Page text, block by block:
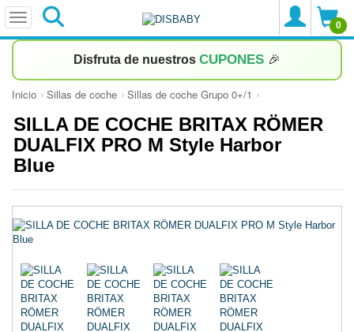
0
Disfruta de nuestros CUPONES 🎉
Inicio Sillas de coche Sillas de coche Grupo 0+/1
SILLA DE COCHE BRITAX RÖMER
DUALFIX PRO M Style Harbor
Blue